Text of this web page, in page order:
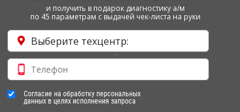
и получить в подарок диагностику а/м
по 45 параметрам с выдачей чек-листа на руки
Выберите техцентр:
Согласие на обработку персональных
данных в целях исполнения запроса